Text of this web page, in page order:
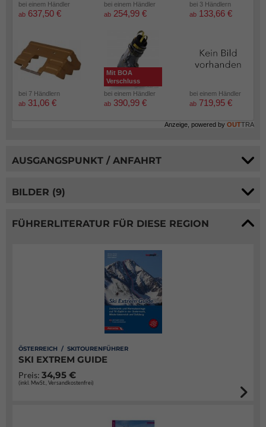
bei einem Händler
ab 637,50 €
bei einem Händler
ab 254,99 €
bei 3 Händlern
ab 133,66 €
bei 7 Händlern
ab 31,06 €
Mit BOA
Verschluss
bei einem Händler
ab 390,99 €
bei einem Händler
ab 719,95 €
Anzeige, powered by OUTTRA
AUSGANGSPUNKT / ANFAHRT
BILDER (9)
FÜHRERLITERATUR FÜR DIESE REGION
ÖSTERREICH / SKITOURENFÜHRER
SKI EXTREM GUIDE
Preis: 34,95 €
(inkl. MwSt., Versandkostenfrei)